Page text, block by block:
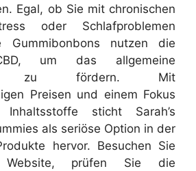
Egal, ob Sie mit chronischen
oder Schlafproblemen
Gummibonbons nutzen die
um das allgemeine
zu fördern. Mit
Preisen und einem Fokus
sticht Sarah’s
als seriöse Option in der
hervor. Besuchen Sie
prüfen Sie die